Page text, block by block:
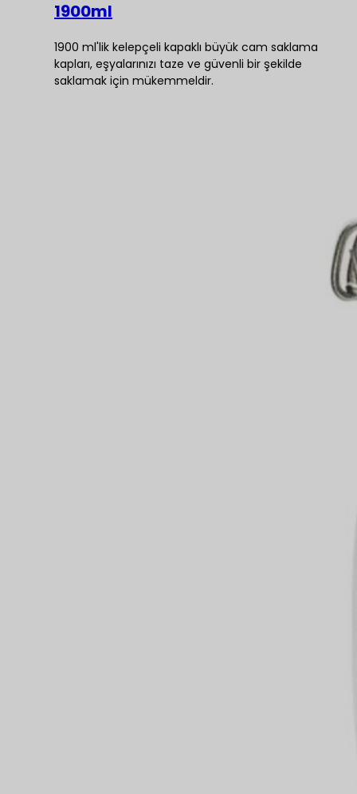
1900ml
1900 ml'lik kelepçeli kapaklı büyük cam saklama
kapları, eşyalarınızı taze ve güvenli bir şekilde
saklamak için mükemmeldir.